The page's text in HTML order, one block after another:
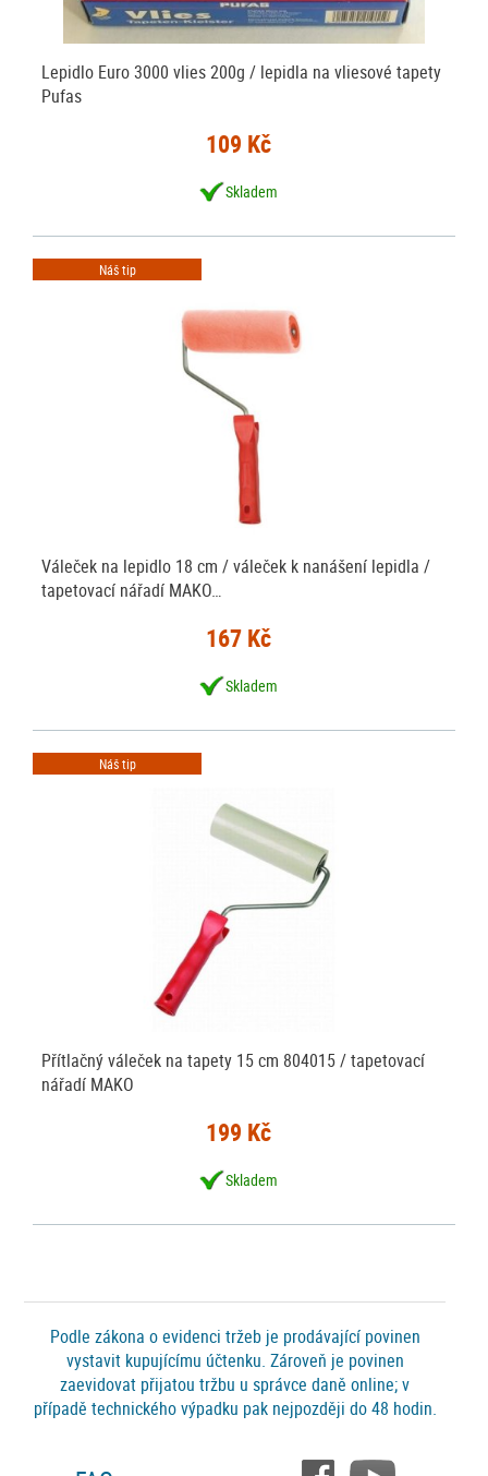
Lepidlo Euro 3000 vlies 200g / lepidla na vliesové tapety
Pufas
109 Kč
Skladem
Náš tip
Váleček na lepidlo 18 cm / váleček k nanášení lepidla /
tapetovací nářadí MAKO…
167 Kč
Skladem
Náš tip
Přítlačný váleček na tapety 15 cm 804015 / tapetovací
nářadí MAKO
199 Kč
Skladem
Podle zákona o evidenci tržeb je prodávající povinen
vystavit kupujícímu účtenku. Zároveň je povinen
zaevidovat přijatou tržbu u správce daně online; v
případě technického výpadku pak nejpozději do 48 hodin.